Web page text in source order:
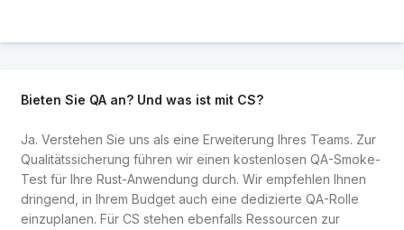
Bieten Sie QA an? Und was ist mit CS?
Ja. Verstehen Sie uns als eine Erweiterung Ihres Teams. Zur
Qualitätssicherung führen wir einen kostenlosen QA-Smoke-
Test für Ihre Rust-Anwendung durch. Wir empfehlen Ihnen
dringend, in Ihrem Budget auch eine dedizierte QA-Rolle
einzuplanen. Für CS stehen ebenfalls Ressourcen zur